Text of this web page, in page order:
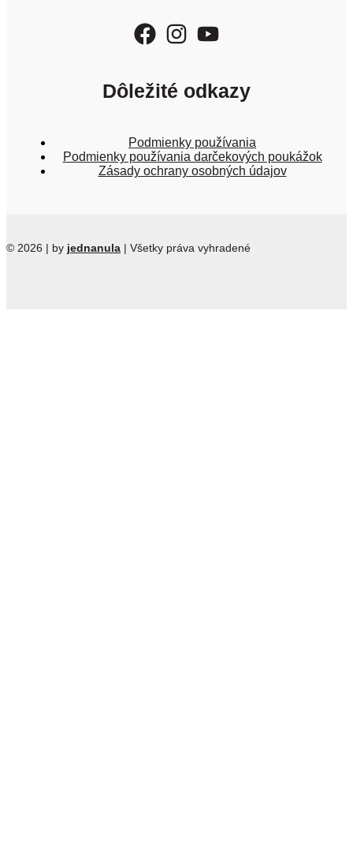
Dôležité odkazy
Podmienky používania
Podmienky používania darčekových poukážok
Zásady ochrany osobných údajov
© 2026 | by jednanula | Všetky práva vyhradené